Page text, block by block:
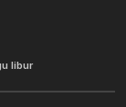
libur